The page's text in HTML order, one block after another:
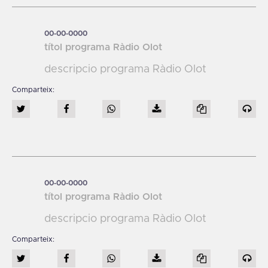
00-00-0000
títol programa Ràdio Olot
descripcio programa Ràdio Olot
00-00-0000
títol programa Ràdio Olot
descripcio programa Ràdio Olot